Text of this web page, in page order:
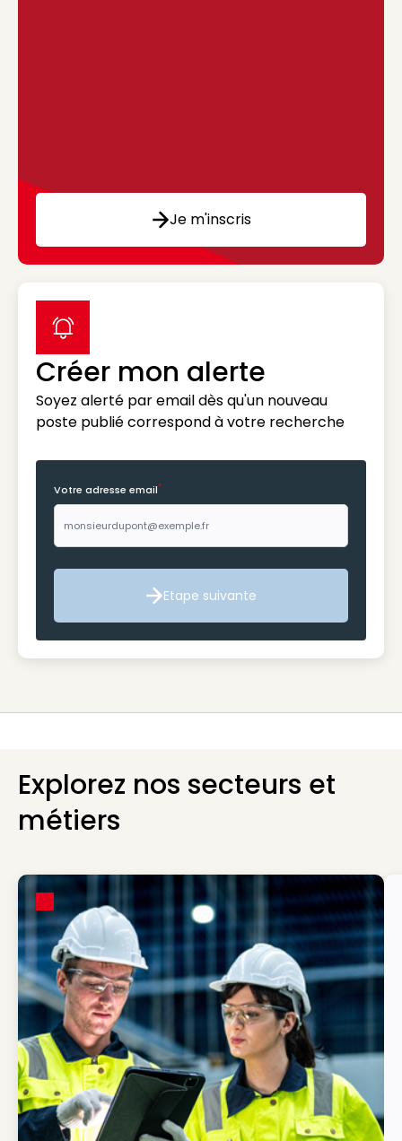
Je m'inscris
Créer mon alerte
Soyez alerté par email dès qu'un nouveau
poste publié correspond à votre recherche
label icon
Votre adresse email*
Etape suivante
Etape suivante
Explorez nos secteurs et
métiers